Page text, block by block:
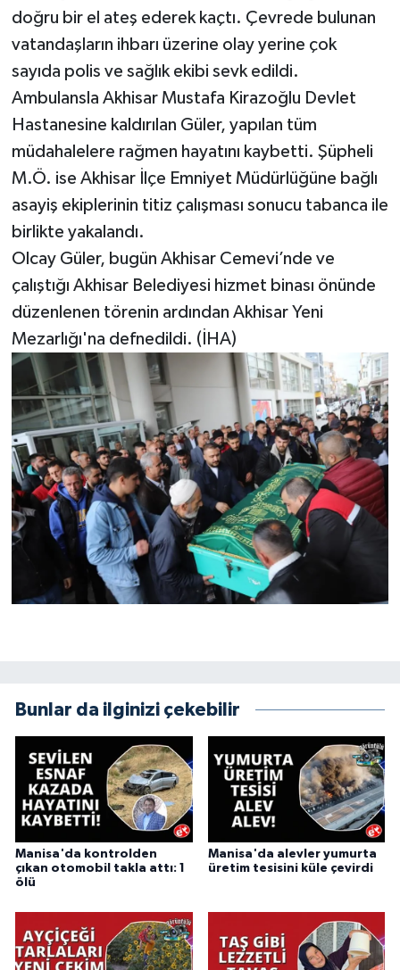
doğru bir el ateş ederek kaçtı. Çevrede bulunan
vatandaşların ihbarı üzerine olay yerine çok
sayıda polis ve sağlık ekibi sevk edildi.
Ambulansla Akhisar Mustafa Kirazoğlu Devlet
Hastanesine kaldırılan Güler, yapılan tüm
müdahalelere rağmen hayatını kaybetti. Şüpheli
M.Ö. ise Akhisar İlçe Emniyet Müdürlüğüne bağlı
asayiş ekiplerinin titiz çalışması sonucu tabanca ile
birlikte yakalandı.
Olcay Güler, bugün Akhisar Cemevi’nde ve
çalıştığı Akhisar Belediyesi hizmet binası önünde
düzenlenen törenin ardından Akhisar Yeni
Mezarlığı'na defnedildi. (İHA)
Bunlar da ilginizi çekebilir
Manisa'da kontrolden
çıkan otomobil takla attı: 1
ölü
Manisa'da alevler yumurta
üretim tesisini küle çevirdi